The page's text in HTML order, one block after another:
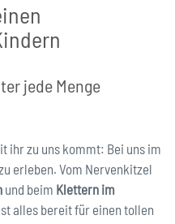
jede Menge
ihr zu uns kommt: Bei uns im
erleben. Vom Nervenkitzel
und beim Klettern im
alles bereit für einen tollen